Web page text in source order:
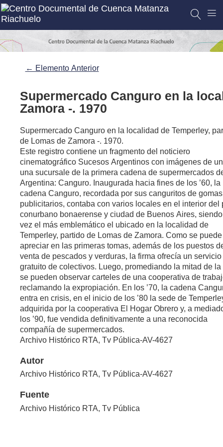
← Elemento Anterior
Supermercado Canguro en la
Zamora -. 1970
Supermercado Canguro en la localidad de Temperley,
de Lomas de Zamora -. 1970.
Este registro contiene un fragmento del noticiero
cinematográfico Sucesos Argentinos con imágenes de
una sucursale de la primera cadena de supermercados
Argentina: Canguro. Inaugurada hacia fines de los ’60, la
cadena Canguro, recordada por sus canguritos de gomas
publicitarios, contaba con varios locales en el interior del
conurbano bonaerense y ciudad de Buenos Aires,
vez el más emblemático el ubicado en la localidad de
Temperley, partido de Lomas de Zamora. Como se puede
apreciar en las primeras tomas, además de los puestos
venta de pescados y verduras, la firma ofrecía un servicio
gratuito de colectivos. Luego, promediando la mitad de la
se pueden observar carteles de una cooperativa de
reclamando la expropiación. En los ’70, la cadena
entra en crisis, en el inicio de los ’80 la sede de
adquirida por la cooperativa El Hogar Obrero y, a
los ’90, fue vendida definitivamente a una reconocida
compañía de supermercados.
Archivo Histórico RTA, Tv Pública-AV-4627
Autor
Archivo Histórico RTA, Tv Pública-AV-4627
Fuente
Archivo Histórico RTA, Tv Pública